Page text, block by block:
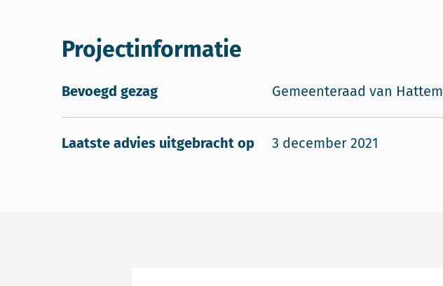
Projectinformatie
Bevoegd gezag Gemeenteraad van Hattem
Laatste advies uitgebracht op 3 december 2021